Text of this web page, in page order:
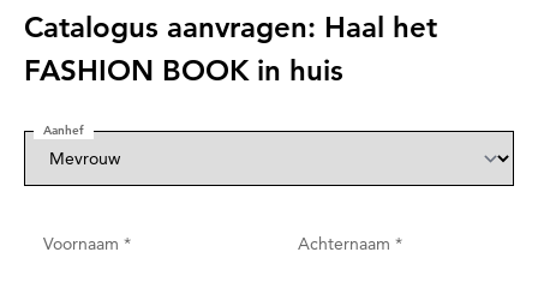
Catalogus aanvragen: Haal het
FASHION BOOK in huis
Aanhef
Voornaam * Achternaam *